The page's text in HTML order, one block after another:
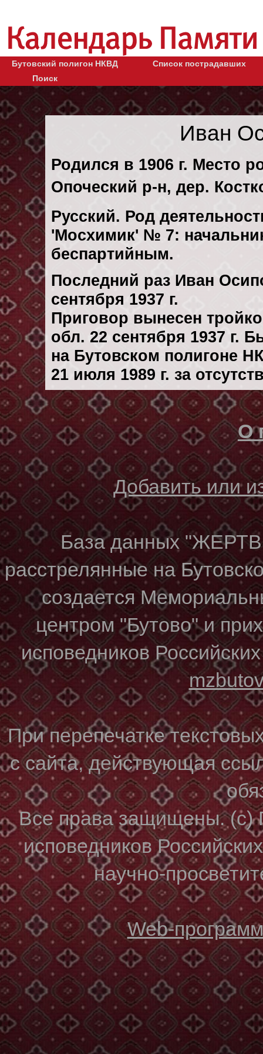
Бутовский полигон НКВД
Список пострадавших
Поиск
Иван
Родился в 1906 г. Место
Опоческий р-н, дер.
Русский. Род
'Мосхимик' № 7:
беспартийным.
Последний раз Иван
сентября 1937 г.
Приговор вынесен
обл. 22 сентября 1937 г.
на Бутовском полигоне
21 июля 1989 г. за
О
Добавить или
База данных
расстрелянные на
создается
центром "Бутово" и
исповедников
При перепечатке
с сайта, действующая
Все права защищены. (с)
исповедников
научно-
Web-